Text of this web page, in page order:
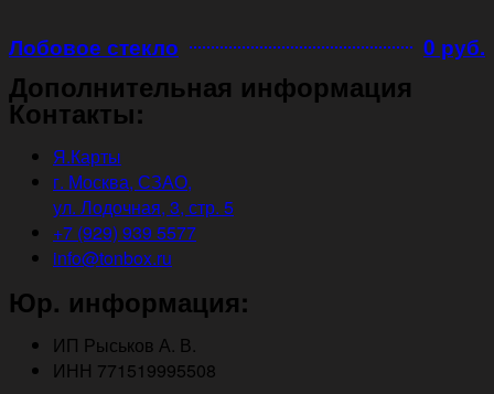
Лобовое стекло 0 руб.
Дополнительная информация
Контакты:
Я.Карты
г. Москва, СЗАО,
ул. Лодочная, 3, стр. 5
+7 (929) 939 5577
info@tonbox.ru
Юр. информация:
ИП Рыськов А. В.
ИНН 771519995508